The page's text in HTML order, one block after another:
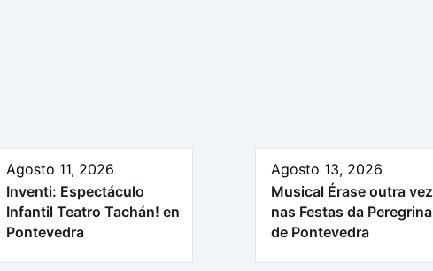
Agosto 11, 2026
Inventi: Espectáculo
Infantil Teatro Tachán! en
Pontevedra
Agosto 13, 2026
Musical Érase outra vez
nas Festas da Peregrina
de Pontevedra